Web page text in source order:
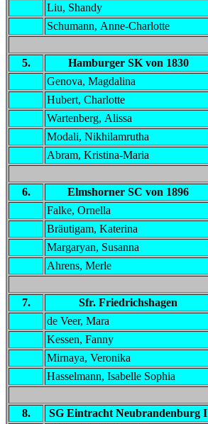
Liu, Shandy
Schumann, Anne-Charlotte
5. Hamburger SK von 1830
Genova, Magdalina
Hubert, Charlotte
Wartenberg, Alissa
Modali, Nikhilamrutha
Abram, Kristina-Maria
6. Elmshorner SC von 1896
Falke, Ornella
Bräutigam, Katerina
Margaryan, Susanna
Ahrens, Merle
7. Sfr. Friedrichshagen
de Veer, Mara
Kessen, Fanny
Mirnaya, Veronika
Hasselmann, Isabelle Sophia
8. SG Eintracht Neubrandenburg I